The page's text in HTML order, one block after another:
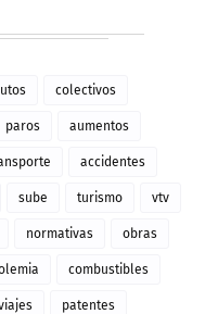
colectivos
paros aumentos
accidentes
sube turismo vtv
normativas obras
combustibles
patentes